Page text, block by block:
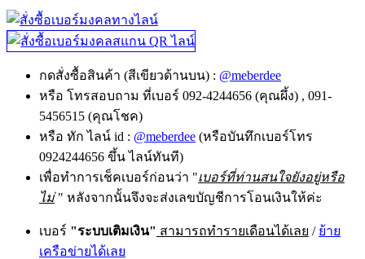
กดสั่งซื้อสินค้า (สีเขียวด้านบน) : @meberdee
หรือ โทรสอบถาม ที่เบอร์ 092-4244656 (คุณผึ้ง) , 091-
5456515 (คุณโชค)
หรือ ทัก ไลน์ id : @meberdee (หรือบันทึกเบอร์โทร
0924244656 ขึ้น ไลน์ทันที)
เพื่อทำการเช็คเบอร์ก่อนว่า "เบอร์ที่ท่านสนใจยังอยู่หรือ
ไม่" หลังจากนั้นจึงจะส่งเลขบัญชีการโอนเงินให้ค่ะ
เบอร์ "ระบบเติมเงิน" สามารถทำรายเดือนได้เลย / ย้าย
เครือข่ายได้เลย